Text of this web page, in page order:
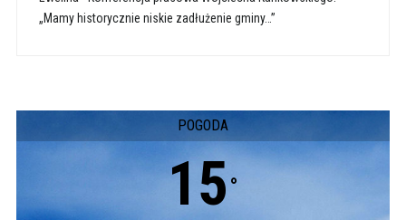
„Mamy historycznie niskie zadłużenie gminy…”
POGODA
15 °